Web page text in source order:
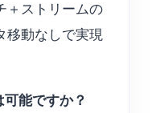
＋ストリームの
移動なしで実現
能ですか？